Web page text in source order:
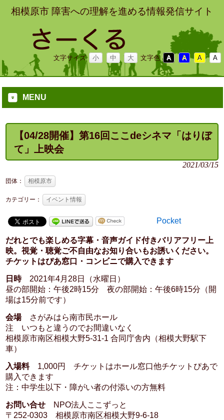
相模原市 障害への理解を進める情報発信サイト
文字サイズ 小 中 大 文字色 A A A A
MENU
【04/28開催】第16回ここdeシネマ「はりぼ
て」上映会
2021/03/15
団体： 相模原市
カテゴリー： イベント情報
Pocket
だれとでも楽しめる字幕・音声ガイド付きバリアフリー上
映。視覚・聴覚ご不自由なお知り合いもお誘いください。
チケットはぴあ窓口・コンビニで購入できます
日時2021年4月28日（水曜日）
昼の部開始：午後2時15分 夜の部開始：午後6時15分（開
場は15分前です）
会場さがみはら南市民ホール
注 いつもと違うのでお間違いなく
相模原市南区相模大野5-31-1 合同庁舎内（相模大野駅下
車）
入場料1,000円 チケットはホール窓口他チケットぴあで
購入できます
注：中学生以下・障がい者の付添いの方無料
お問い合せ NPO法人ここずっと
〒252-0303 相模原市南区相模大野9-6-18